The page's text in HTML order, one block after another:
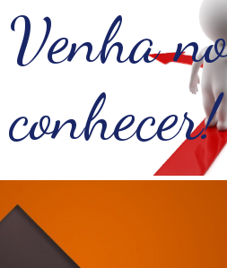
Venha
conhecer!